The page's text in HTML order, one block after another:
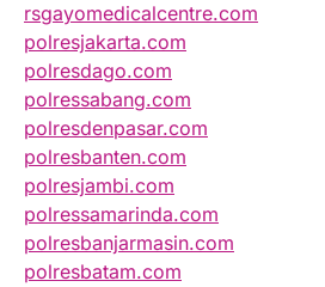
rsgayomedicalcentre.com
polresjakarta.com
polresdago.com
polressabang.com
polresdenpasar.com
polresbanten.com
polresjambi.com
polressamarinda.com
polresbanjarmasin.com
polresbatam.com